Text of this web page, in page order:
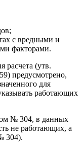
с вредными и
факторами.
расчета (утв.
предусмотрено,
для
работающих
№ 304, в данных
не работающих, а
304).